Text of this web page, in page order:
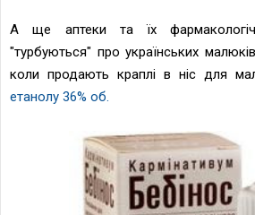
А ще аптеки та їх
"турбуються" про українських
коли продають краплі в ніс для
етанолу 36% об.